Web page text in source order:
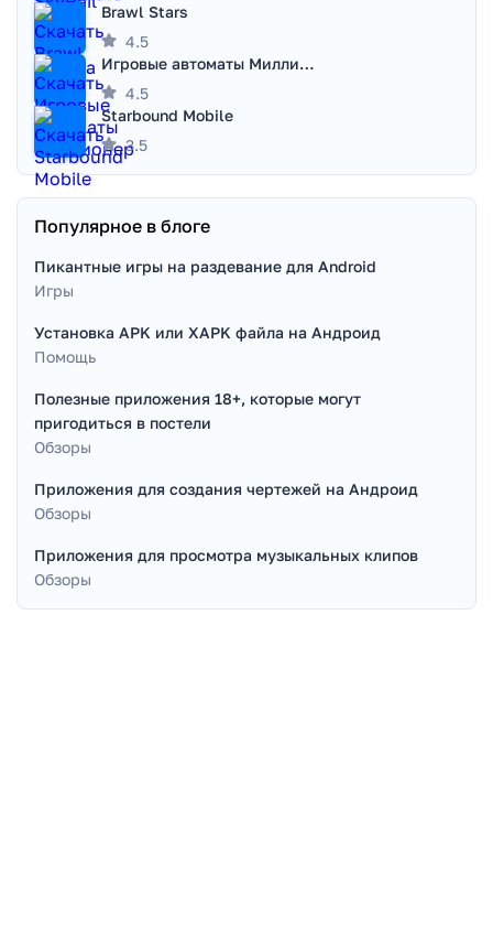
Brawl Stars
4.5
Игровые автоматы Миллионер
4.5
Starbound Mobile
3.5
Популярное в блоге
Пикантные игры на раздевание для Android
Игры
Установка APK или XAPK файла на Андроид
Помощь
Полезные приложения 18+, которые могут
пригодиться в постели
Обзоры
Приложения для создания чертежей на Андроид
Обзоры
Приложения для просмотра музыкальных клипов
Обзоры